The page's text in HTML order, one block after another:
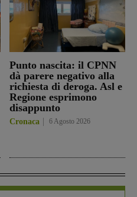
Punto nascita: il CPNN
dà parere negativo alla
richiesta di deroga. Asl e
Regione esprimono
disappunto
Cronaca 6 Agosto 2026